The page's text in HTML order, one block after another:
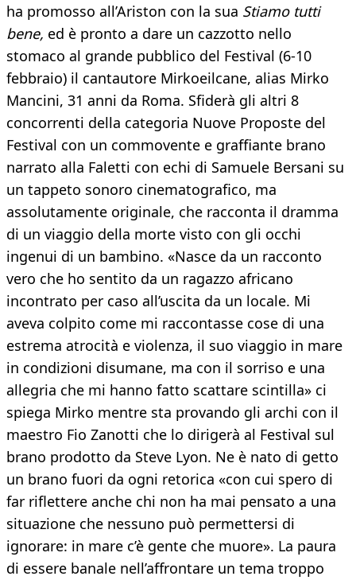
ha promosso all’Ariston con la sua Stiamo tutti
bene, ed è pronto a dare un cazzotto nello
stomaco al grande pubblico del Festival (6-10
febbraio) il cantautore Mirkoeilcane, alias Mirko
Mancini, 31 anni da Roma. Sfiderà gli altri 8
concorrenti della categoria Nuove Proposte del
Festival con un commovente e graffiante brano
narrato alla Faletti con echi di Samuele Bersani su
un tappeto sonoro cinematografico, ma
assolutamente originale, che racconta il dramma
di un viaggio della morte visto con gli occhi
ingenui di un bambino. «Nasce da un racconto
vero che ho sentito da un ragazzo africano
incontrato per caso all’uscita da un locale. Mi
aveva colpito come mi raccontasse cose di una
estrema atrocità e violenza, il suo viaggio in mare
in condizioni disumane, ma con il sorriso e una
allegria che mi hanno fatto scattare scintilla» ci
spiega Mirko mentre sta provando gli archi con il
maestro Fio Zanotti che lo dirigerà al Festival sul
brano prodotto da Steve Lyon. Ne è nato di getto
un brano fuori da ogni retorica «con cui spero di
far riflettere anche chi non ha mai pensato a una
situazione che nessuno può permettersi di
ignorare: in mare c’è gente che muore». La paura
di essere banale nell’affrontare un tema troppo